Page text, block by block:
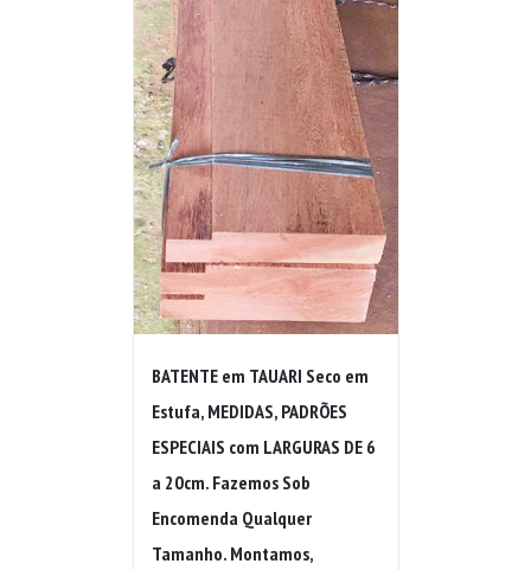
BATENTE em TAUARI Seco em
Estufa, MEDIDAS, PADRÕES
ESPECIAIS com LARGURAS DE 6
a 20cm. Fazemos Sob
Encomenda Qualquer
Tamanho. Montamos,